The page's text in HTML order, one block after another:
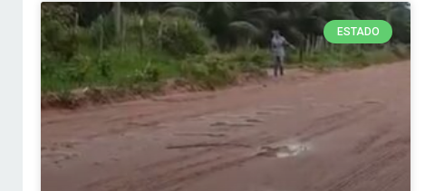
ESTADO